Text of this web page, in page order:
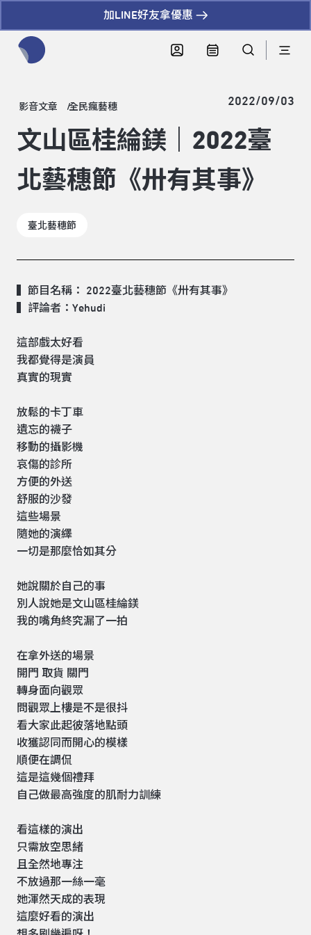
加LINE好友拿優惠
影音文章 全民瘋藝穗 2022/09/03
文山區桂綸鎂｜2022臺
北藝穗節《卅有其事》
臺北藝穗節
▍節目名稱： 2022臺北藝穗節 《卅有其事》
▍評論者：Yehudi
這部戲太好看
我都覺得是演員
真實的現實
放鬆的卡丁車
遺忘的襪子
移動的攝影機
哀傷的診所
方便的外送
舒服的沙發
這些場景
隨她的演繹
一切是那麼恰如其分
她說關於自己的事
別人說她是文山區桂綸鎂
我的嘴角終究漏了一拍
在拿外送的場景
開門 取貨 關門
轉身面向觀眾
問觀眾上樓是不是很抖
看大家此起彼落地點頭
收獲認同而開心的模樣
順便在調侃
這是這幾個禮拜
自己做最高強度的肌耐力訓練
看這樣的演出
只需放空思緒
且全然地專注
不放過那一絲一毫
她渾然天成的表現
這麼好看的演出